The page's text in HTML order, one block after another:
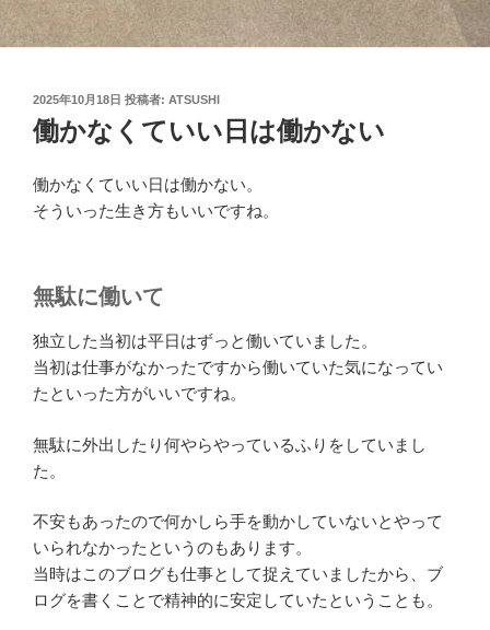
投
稿
日:
2025年10月18日 投稿者: ATSUSHI
働かなくていい日は働かない
働かなくていい日は働かない。
そういった生き方もいいですね。
無駄に働いて
独立した当初は平日はずっと働いていました。
当初は仕事がなかったですから働いていた気になってい
たといった方がいいですね。
無駄に外出したり何やらやっているふりをしていまし
た。
不安もあったので何かしら手を動かしていないとやって
いられなかったというのもあります。
当時はこのブログも仕事として捉えていましたから、ブ
ログを書くことで精神的に安定していたということも。